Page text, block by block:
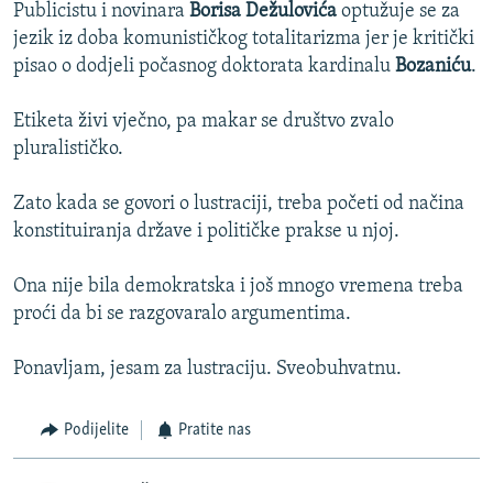
Publicistu i novinara Borisa Dežulovića optužuje se za
jezik iz doba komunističkog totalitarizma jer je kritički
pisao o dodjeli počasnog doktorata kardinalu Bozaniću.
Etiketa živi vječno, pa makar se društvo zvalo
pluralističko.
Zato kada se govori o lustraciji, treba početi od načina
konstituiranja države i političke prakse u njoj.
Ona nije bila demokratska i još mnogo vremena treba
proći da bi se razgovaralo argumentima.
Ponavljam, jesam za lustraciju. Sveobuhvatnu.
Podijelite Pratite nas